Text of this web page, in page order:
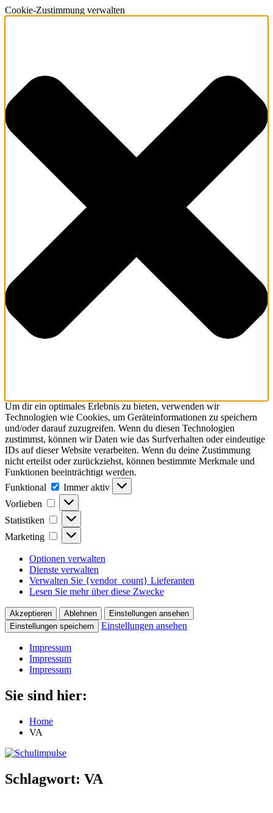
Cookie-Zustimmung verwalten
Um dir ein optimales Erlebnis zu bieten, verwenden wir
Technologien wie Cookies, um Geräteinformationen zu speichern
und/oder darauf zuzugreifen. Wenn du diesen Technologien
zustimmst, können wir Daten wie das Surfverhalten oder eindeutige
IDs auf dieser Website verarbeiten. Wenn du deine Zustimmung
nicht erteilst oder zurückziehst, können bestimmte Merkmale und
Funktionen beeinträchtigt werden.
Funktional
Funktional
Immer aktiv
Vorlieben
Vorlieben
Statistiken Statistiken
Marketing Marketing
Optionen verwalten
Dienste verwalten
Verwalten Sie {vendor_count} Lieferanten
Lesen Sie mehr über diese Zwecke
Akzeptieren Ablehnen
Einstellungen ansehen
Einstellungen speichern
Einstellungen ansehen
Impressum
Impressum
Impressum
Zum
Inhalt
Schulimpulse
für
Grundschule
Sie sind hier:
Home
VA
Schlagwort: VA